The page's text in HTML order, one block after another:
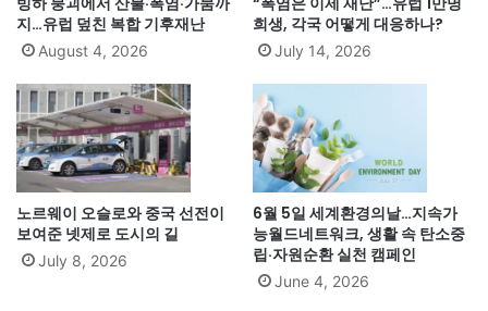
지…유럽 덮친 복합 기후재난
August 4, 2026
희생, 각국 어떻게 대응하나?
July 14, 2026
노르웨이 오슬로와 중국 선전이
보여준 넷제로 도시의 길
July 8, 2026
6월 5일 세계환경의날…지속가
능월드네트워크, 생활 속 탄소중
립·자원순환 실천 캠페인
June 4, 2026